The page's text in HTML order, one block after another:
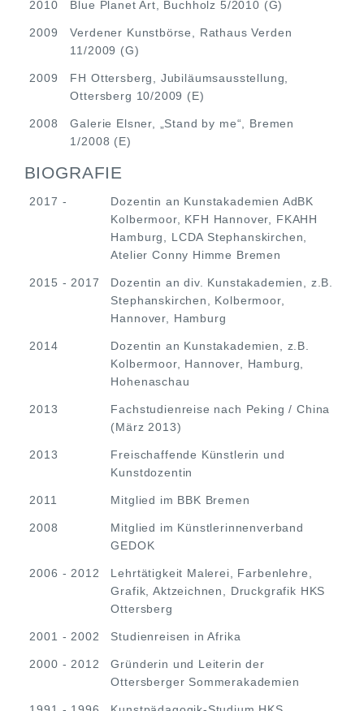
2010 Blue Planet Art, Buchholz 5/2010 (G)
2009
Verdener Kunstbörse, Rathaus Verden
11/2009 (G)
2009
FH Ottersberg, Jubiläumsausstellung,
Ottersberg 10/2009 (E)
2008
Galerie Elsner, „Stand by me“, Bremen
1/2008 (E)
BIOGRAFIE
2017 -
Dozentin an Kunstakademien AdBK
Kolbermoor, KFH Hannover, FKAHH
Hamburg, LCDA Stephanskirchen,
Atelier Conny Himme Bremen
2015 - 2017
Dozentin an div. Kunstakademien, z.B.
Stephanskirchen, Kolbermoor,
Hannover, Hamburg
2014
Dozentin an Kunstakademien, z.B.
Kolbermoor, Hannover, Hamburg,
Hohenaschau
2013
Fachstudienreise nach Peking / China
(März 2013)
2013
Freischaffende Künstlerin und
Kunstdozentin
2011 Mitglied im BBK Bremen
2008
Mitglied im Künstlerinnenverband
GEDOK
2006 - 2012
Lehrtätigkeit Malerei, Farbenlehre,
Grafik, Aktzeichnen, Druckgrafik HKS
Ottersberg
2001 - 2002 Studienreisen in Afrika
2000 - 2012
Gründerin und Leiterin der
Ottersberger Sommerakademien